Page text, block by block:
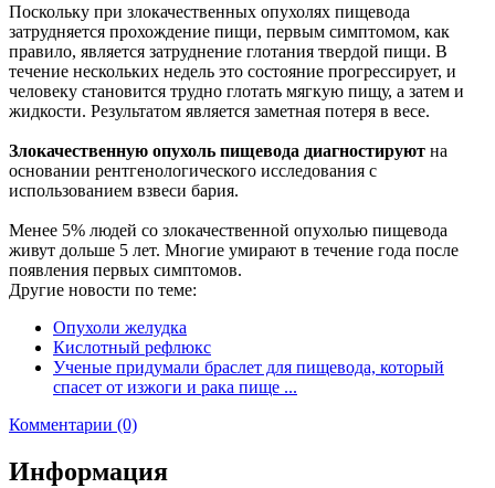
Поскольку при злокачественных опухолях пищевода
затрудняется прохождение пищи, первым симптомом, как
правило, является затруднение глотания твердой пищи. В
течение нескольких недель это состояние прогрессирует, и
человеку становится трудно глотать мягкую пищу, а затем и
жидкости. Результатом является заметная потеря в весе.
Злокачественную опухоль пищевода диагностируют на
основании рентгенологического исследования с
использованием взвеси бария.
Менее 5% людей со злокачественной опухолью пищевода
живут дольше 5 лет. Многие умирают в течение года после
появления первых симптомов.
Другие новости по теме:
Опухоли желудка
Кислотный рефлюкс
Ученые придумали браслет для пищевода, который
спасет от изжоги и рака пище ...
Комментарии (0)
Информация